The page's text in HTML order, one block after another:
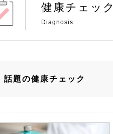
健康チェック
話題の健康チェック